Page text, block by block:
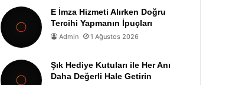
E İmza Hizmeti Alırken Doğru
Tercihi Yapmanın İpuçları
Admin 1 Ağustos 2026
Şık Hediye Kutuları ile Her Anı
Daha Değerli Hale Getirin